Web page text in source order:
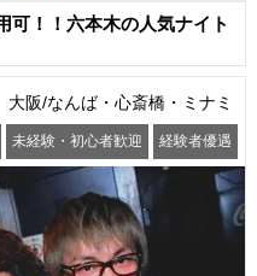
可！！六本木の人気ナイト
大阪/なんば・心斎橋・ミナミ
未経験・初心者歓迎 経験者優遇